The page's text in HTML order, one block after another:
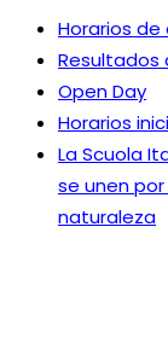
Horarios de
Resultados
Open Day
Horarios
La Scuola
se unen
naturaleza